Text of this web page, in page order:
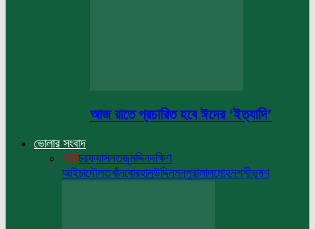
আজ রাতে প্রচারিত হবে ঈদের ‘ইত্যাদি’
ভোলার সংবাদ
Allচরফ্যাসনতজুমদ্দিনদক্ষিণ
আইচাদৌলতখাঁনবোরহানউদ্দিনমনপুরালালমোহনশশীভূষণ